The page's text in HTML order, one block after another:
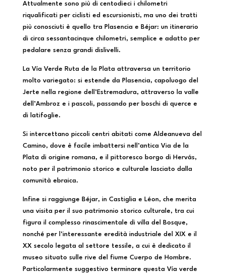
Attualmente sono più di centodieci i chilometri
riqualificati per ciclisti ed escursionisti, ma uno dei tratti
più conosciuti è quello tra Plasencia e Béjar: un itinerario
di circa sessantacinque chilometri, semplice e adatto per
pedalare senza grandi dislivelli.
La Vía Verde Ruta de la Plata attraversa un territorio
molto variegato: si estende da Plasencia, capoluogo del
Jerte nella regione dell’Estremadura, attraverso la valle
dell’Ambroz e i pascoli, passando per boschi di querce e
di latifoglie.
Si intercettano piccoli centri abitati come Aldeanueva del
Camino, dove è facile imbattersi nell’antica Via de la
Plata di origine romana, e il pittoresco borgo di Hervás,
noto per il patrimonio storico e culturale lasciato dalla
comunità ebraica.
Infine si raggiunge Béjar, in Castiglia e Léon, che merita
una visita per il suo patrimonio storico culturale, tra cui
figura il complesso rinascimentale di villa del Bosque,
nonché per l’interessante eredità industriale del XIX e il
XX secolo legata al settore tessile, a cui è dedicato il
museo situato sulle rive del fiume Cuerpo de Hombre.
Particolarmente suggestivo terminare questa Vía verde